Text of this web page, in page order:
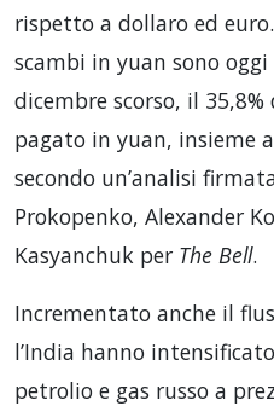
rispetto a dollaro ed
scambi in yuan sono
dicembre scorso, il
pagato in yuan, insieme
secondo un’analisi
Prokopenko, Alexander
Kasyanchuk per The Bell.
Incrementato anche il
l’India hanno
petrolio e gas russo a